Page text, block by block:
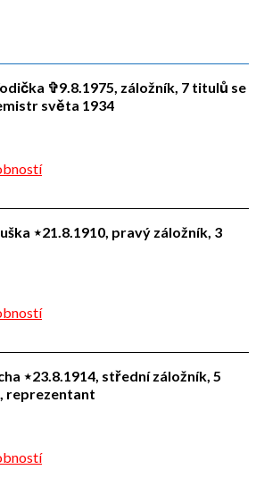
✞9.8.1975, záložník, 7 titulů se
světa 1934
⋆21.8.1910, pravý záložník, 3
⋆23.8.1914, střední záložník, 5
reprezentant